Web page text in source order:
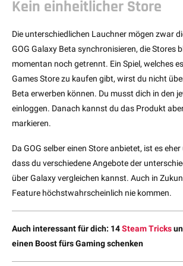
Kein einheitlicher Store
Die unterschiedlichen Lauchner mögen zwar
GOG Galaxy Beta synchronisieren, die Stores
momentan noch getrennt. Ein Spiel, welches
Games Store zu kaufen gibt, wirst du nicht
Beta erwerben können. Du musst dich in den
einloggen. Danach kannst du das Produkt
markieren.
Da GOG selber einen Store anbietet, ist es
dass du verschiedene Angebote der
über Galaxy vergleichen kannst. Auch in
Feature höchstwahrscheinlich nie kommen.
Auch interessant für dich: 14Steam Tricks
einen Boost fürs Gaming schenken